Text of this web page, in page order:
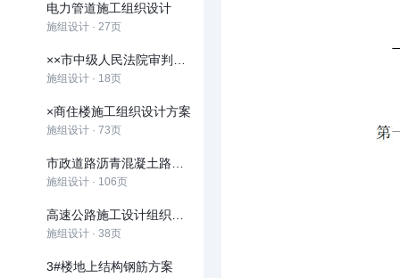
电力管道施工组织设计
施组设计 · 27页
施组设计 · 18页
×商住楼施工组织设计方案
施组设计 · 73页
施组设计 · 106页
施组设计 · 38页
3#楼地上结构钢筋方案